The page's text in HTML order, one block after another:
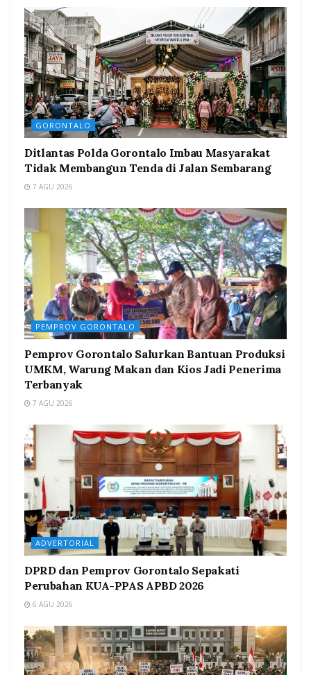
GORONTALO
Ditlantas Polda Gorontalo Imbau Masyarakat
Tidak Membangun Tenda di Jalan Sembarang
7 AGU 2026
PEMPROV GORONTALO
Pemprov Gorontalo Salurkan Bantuan Produksi
UMKM, Warung Makan dan Kios Jadi Penerima
Terbanyak
7 AGU 2026
ADVERTORIAL
DPRD dan Pemprov Gorontalo Sepakati
Perubahan KUA-PPAS APBD 2026
6 AGU 2026